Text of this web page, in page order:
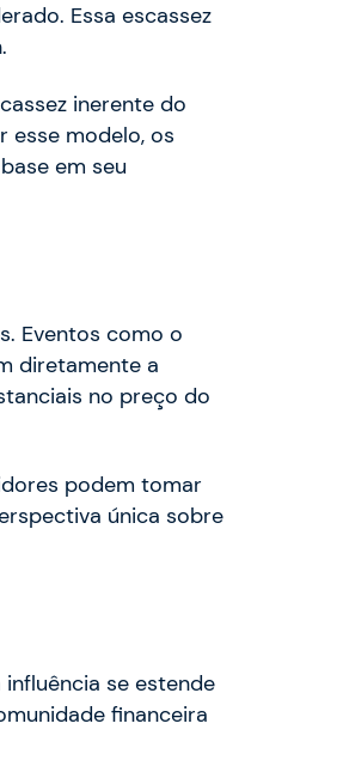
Essa escassez
inerente do
esse modelo, os
em seu
Eventos como o
diretamente a
no preço do
podem tomar
única sobre
se estende
financeira